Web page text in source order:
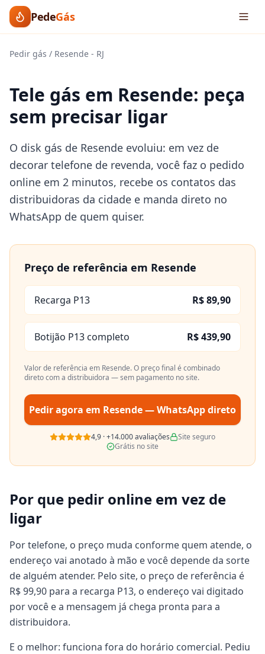
PedeGás
Pedir gás / Resende - RJ
Tele gás em Resende: peça
sem precisar ligar
O disk gás de Resende evoluiu: em vez de
decorar telefone de revenda, você faz o pedido
online em 2 minutos, recebe os contatos das
distribuidoras da cidade e manda direto no
WhatsApp de quem quiser.
Preço de referência em Resende
Recarga P13 R$ 89,90
Botijão P13 completo R$ 439,90
Valor de referência em Resende. O preço final é combinado
direto com a distribuidora — sem pagamento no site.
Pedir agora em Resende— WhatsApp direto
4,9 ·+14.000avaliações
Site seguro
Grátis no site
Por que pedir online em vez de
ligar
Por telefone, o preço muda conforme quem atende, o
endereço vai anotado à mão e você depende da sorte
de alguém atender. Pelo site, o preço de referência é
R$ 99,90 para a recarga P13, o endereço vai digitado
por você e a mensagem já chega pronta para a
distribuidora.
E o melhor: funciona fora do horário comercial. Pediu